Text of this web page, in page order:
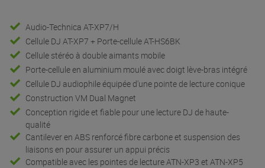
Audio-Technica AT-XP7/H
Cellule DJ AT-XP7 + Porte-cellule AT-HS6BK
Cellule stéréo à double aimants mobile
Porte-cellule en aluminium moulé avec doigt lève-bras intégré
Cellule DJ audiophile équipée d'une pointe de lecture conique
Construction VM Dual Magnet
Conception rigide et fiable pour une lecture DJ de haute-
qualité
Cantilever en ABS renforcé fibre carbone et suspension des
liaisons en pour assurer un appui précis
Compatible avec les pointes de lecture ATN-XP3 et ATN-XP5